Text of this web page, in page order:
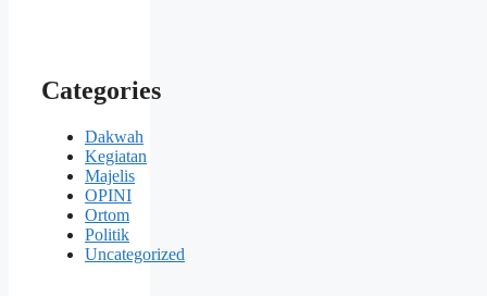
Categories
Dakwah
Kegiatan
Majelis
OPINI
Ortom
Politik
Uncategorized